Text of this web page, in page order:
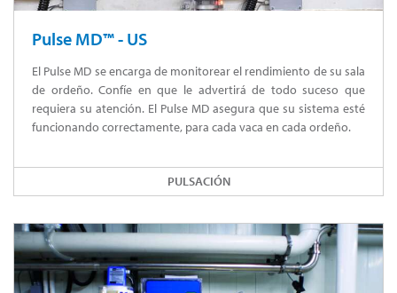
Pulse MD™ - US
El Pulse MD se encarga de monitorear el rendimiento de su sala
de ordeño. Confíe en que le advertirá de todo suceso que
requiera su atención. El Pulse MD asegura que su sistema esté
funcionando correctamente, para cada vaca en cada ordeño.
PULSACIÓN